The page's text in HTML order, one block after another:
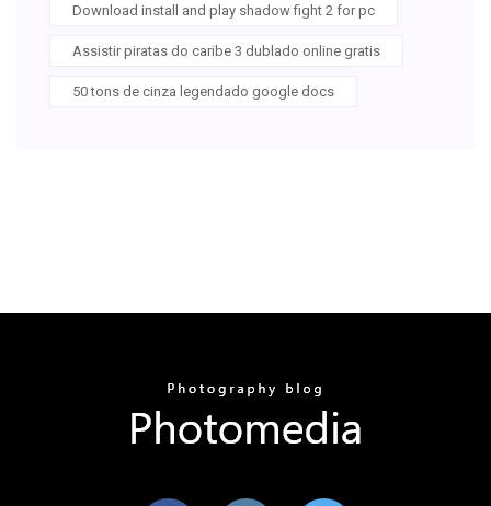
Download install and play shadow fight 2 for pc
Assistir piratas do caribe 3 dublado online gratis
50 tons de cinza legendado google docs